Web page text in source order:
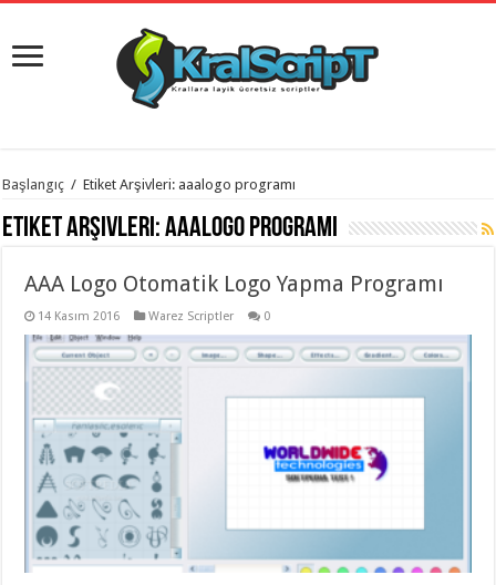
istanbul
evden
eve
organizasyon,
evden
taşımacılık,
evden
taşımacılık
gaziantep
taşımacılık ,
evden
taşımacılık,
gaziantep
Başlangıç / Etiket Arşivleri: aaalogo programı
Etiket Arşivleri:aaalogo programı
AAA Logo Otomatik Logo Yapma Programı
14 Kasım 2016 Warez Scriptler 0